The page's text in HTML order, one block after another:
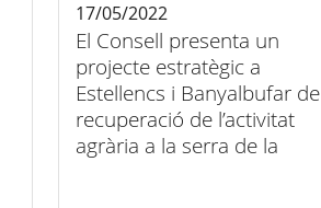
El Consell presenta un
projecte estratègic a
Estellencs i Banyalbufar de
recuperació de l’activitat
agrària a la serra de la
17/05/2022